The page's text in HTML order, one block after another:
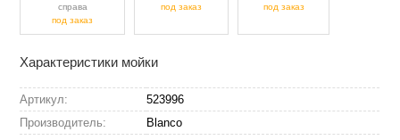
справа
под заказ
под заказ
под заказ
Характеристики мойки
Артикул:
523996
Производитель:
Blanco